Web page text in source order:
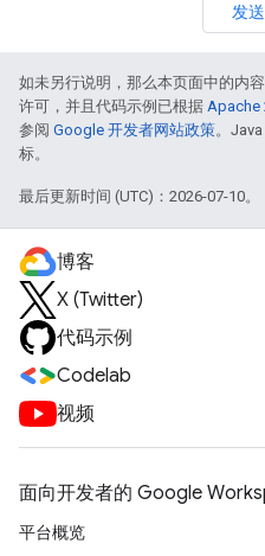
发
如未另行说明，那么本页面中的内
许可，并且代码示例已根据 Apache
参阅 Google 开发者网站政策。
标。
最后更新时间 (UTC)：2026-07-10。
博客
X (Twitter)
代码示例
Codelab
视频
面向开发者的 Google
平台概览